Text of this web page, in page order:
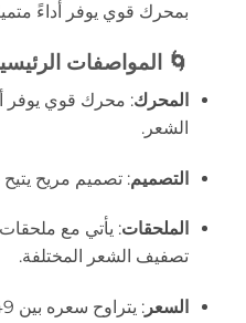
بمحرك قوي يوفر أداءً
🌀 المواصفات
المحرك: محرك قوي يوفر
الشعر.
التصميم: تصميم مريح يتيح
الملحقات: يأتي مع ملحقات
تصفيف الشعر المختلفة.
السعر :